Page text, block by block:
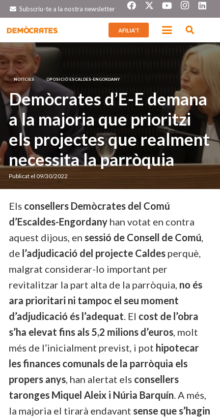
Subscriu-te a la nostra newsletter
AFILIA’T
NOTÍCIES OPOSICIÓ ESCALDES-ENGORDANY
Demòcrates d’E-E demana
a la majoria que prioritzi
els projectes que realment
necessita la parròquia
Publicat el 09/30/2022
Els consellers Demòcrates del Comú
d’Escaldes-Engordany han votat en contra
aquest dijous, en sessió de Consell de Comú,
de l’adjudicació del projecte Caldes perquè,
malgrat considerar-lo important per
revitalitzar la part alta de la parròquia, no és
ara prioritari ni tampoc el seu moment
d’adjudicació és l’adequat. El cost de l’obra
s’ha elevat fins als 5,2 milions d’euros, molt
més de l’inicialment previst, i pot hipotecar
les finances comunals de la parròquia els
propers anys, han alertat els consellers
taronges Miquel Aleix i Núria Barquín. A més,
la majoria el tirarà endavant sense que s’hagin